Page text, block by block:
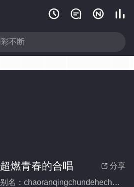
   
 分享
超燃青春的合唱
别名：chaoranqingchundehechang